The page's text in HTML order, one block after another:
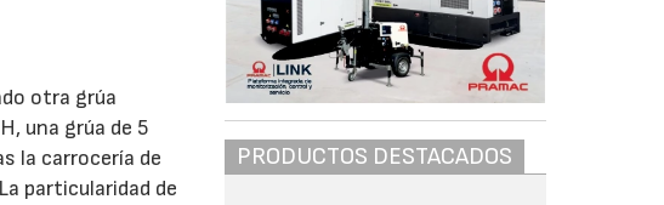
otra grúa
una grúa de 5
la carrocería de
particularidad de
PRODUCTOS DESTACADOS